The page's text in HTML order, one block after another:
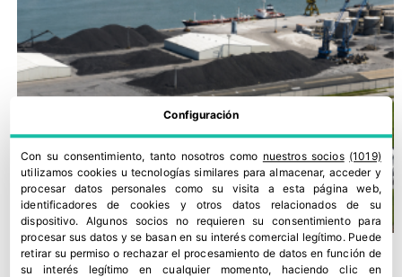
Configuración
Con su consentimiento, tanto nosotros como nuestros socios (1019)
utilizamos cookies u tecnologías similares para almacenar, acceder y
procesar datos personales como su visita a esta página web,
identificadores de cookies y otros datos relacionados de su
dispositivo. Algunos socios no requieren su consentimiento para
procesar sus datos y se basan en su interés comercial legítimo. Puede
retirar su permiso o rechazar el procesamiento de datos en función de
su interés legítimo en cualquier momento, haciendo clic en